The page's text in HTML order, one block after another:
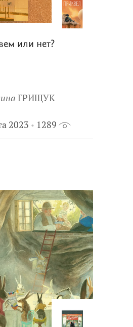
или нет?
ГРИЩУК
2023 1289